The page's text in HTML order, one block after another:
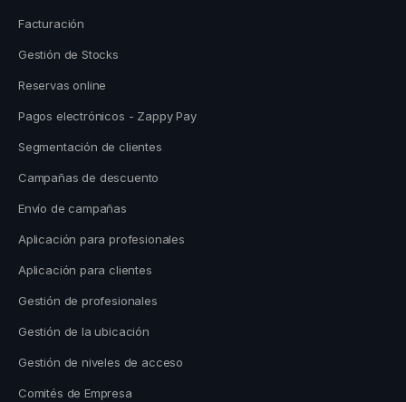
Facturación
Gestión de Stocks
Reservas online
Pagos electrónicos - Zappy Pay
Segmentación de clientes
Campañas de descuento
Envío de campañas
Aplicación para profesionales
Aplicación para clientes
Gestión de profesionales
Gestión de la ubicación
Gestión de niveles de acceso
Comités de Empresa